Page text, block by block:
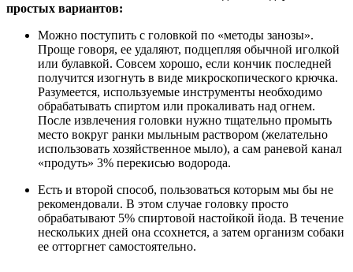
простых вариантов:
Можно поступить с головкой по «методы занозы».
Проще говоря, ее удаляют, подцепляя обычной иголкой
или булавкой. Совсем хорошо, если кончик последней
получится изогнуть в виде микроскопического крючка.
Разумеется, используемые инструменты необходимо
обрабатывать спиртом или прокаливать над огнем.
После извлечения головки нужно тщательно промыть
место вокруг ранки мыльным раствором (желательно
использовать хозяйственное мыло), а сам раневой канал
«продуть» 3% перекисью водорода.
Есть и второй способ, пользоваться которым мы бы не
рекомендовали. В этом случае головку просто
обрабатывают 5% спиртовой настойкой йода. В течение
нескольких дней она ссохнется, а затем организм собаки
ее отторгнет самостоятельно.